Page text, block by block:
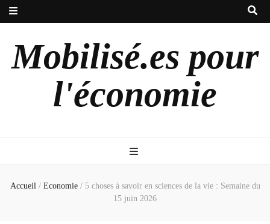
Mobilisé.es pour
l'économie
Accueil / Economie / 5 choses à savoir en sciences de la vie : Semaine du
15 juin 2026